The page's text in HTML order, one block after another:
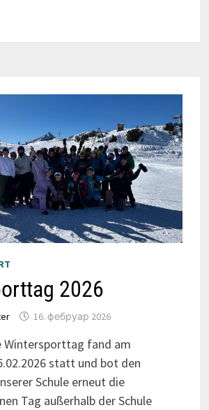
2026
16. фебруар 2026
Wintersporttag fand am
statt und bot den
Schule erneut die
Tag außerhalb der Schule